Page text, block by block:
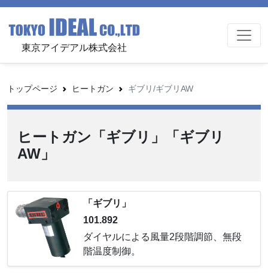
東京アイデアル株式会社
トップページ ヒートガン ギブリ/ギブリAW
ヒートガン「ギブリ」「ギブリ
AW」
「ギブリ」
101.892
ダイヤルによる風量2段階調節、無段
階温度制御。